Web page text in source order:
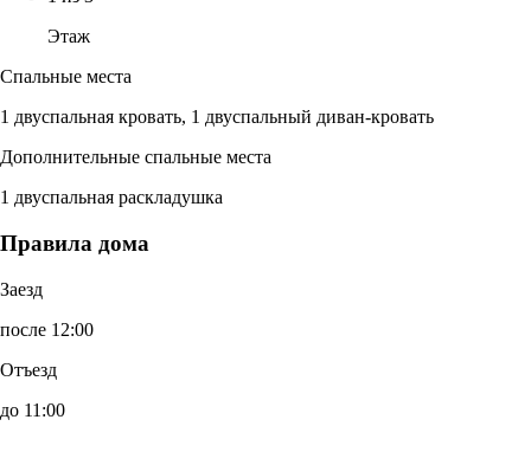
Этаж
Спальные места
1 двуспальная кровать, 1 двуспальный диван-кровать
Дополнительные спальные места
1 двуспальная раскладушка
Правила дома
Заезд
после 12:00
Отъезд
до 11:00